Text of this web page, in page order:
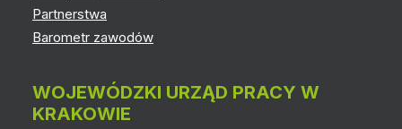
Partnerstwa
Barometr zawodów
WOJEWÓDZKI URZĄD PRACY W
KRAKOWIE